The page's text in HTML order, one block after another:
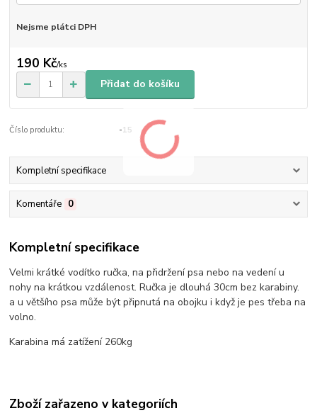
Nejsme plátci DPH
190 Kč/ks
Přidat do košíku
Číslo produktu: -15
Kompletní specifikace
Komentáře 0
Kompletní specifikace
Velmi krátké vodítko ručka, na přidržení psa nebo na vedení u
nohy na krátkou vzdálenost. Ručka je dlouhá 30cm bez karabiny.
a u většího psa může být připnutá na obojku i když je pes třeba na
volno.
Karabina má zatížení 260kg
Zboží zařazeno v kategoriích